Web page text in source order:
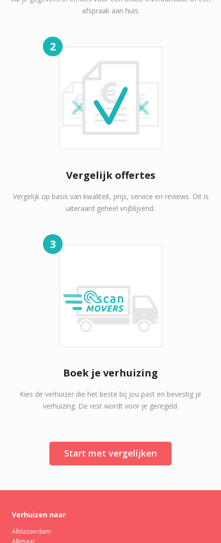
afspraak aan huis.
2
Vergelijk offertes
Vergelijk op basis van kwaliteit, prijs, service en reviews. Dit is
uiteraard geheel vrijblijvend.
3
Boek je verhuizing
Kies de verhuizer die het beste bij jou past en bevestig je
verhuizing. De rest wordt voor je geregeld.
Start met vergelijken
Verhuizen naar
Alblasserdam
Alkmaar